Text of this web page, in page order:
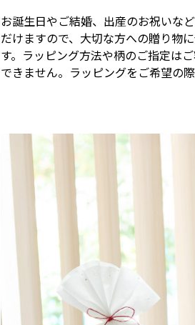
お誕生日やご結婚、出産のお祝いな
だけますので、大切な方への贈り物
す。ラッピング方法や柄のご指定は
できません。ラッピングをご希望の